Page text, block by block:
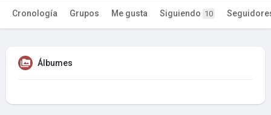
Cronología Grupos Me gusta Siguiendo 10
Álbumes